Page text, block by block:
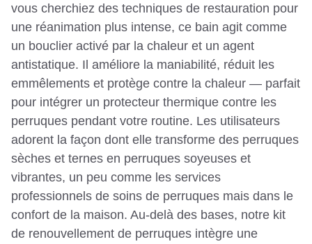
vous cherchiez des techniques de restauration pour
une réanimation plus intense, ce bain agit comme
un bouclier activé par la chaleur et un agent
antistatique. Il améliore la maniabilité, réduit les
emmêlements et protège contre la chaleur — parfait
pour intégrer un protecteur thermique contre les
perruques pendant votre routine. Les utilisateurs
adorent la façon dont elle transforme des perruques
sèches et ternes en perruques soyeuses et
vibrantes, un peu comme les services
professionnels de soins de perruques mais dans le
confort de la maison. Au-delà des bases, notre kit
de renouvellement de perruques intègre une